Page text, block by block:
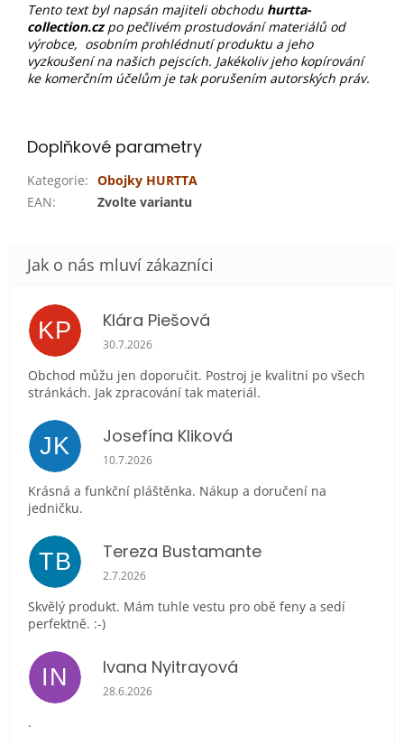
Tento text byl napsán majiteli obchodu hurtta-
collection.czpo pečlivém prostudování materiálů od
výrobce, osobním prohlédnutí produktu a jeho
vyzkoušení na našich pejscích. Jakékoliv jeho kopírování
ke komerčním účelům je tak porušením autorských práv.
Doplňkové parametry
Kategorie: Obojky HURTTA
EAN: Zvolte variantu
KP Klára Piešová
Hodnocení obchodu je 5 z 5 hvězdiček.
30.7.2026
Obchod můžu jen doporučit. Postroj je kvalitní po všech
stránkách. Jak zpracování tak materiál.
JK Josefína Kliková
Hodnocení obchodu je 5 z 5 hvězdiček.
10.7.2026
Krásná a funkční pláštěnka. Nákup a doručení na
jedničku.
TB Tereza Bustamante
Hodnocení obchodu je 5 z 5 hvězdiček.
2.7.2026
Skvělý produkt. Mám tuhle vestu pro obě feny a sedí
perfektně. :-)
IN Ivana Nyitrayová
Hodnocení obchodu je 5 z 5 hvězdiček.
28.6.2026
.